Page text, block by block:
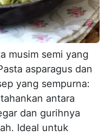
musim semi yang
asparagus dan
yang sempurna:
antara
dan gurihnya
Ideal untuk